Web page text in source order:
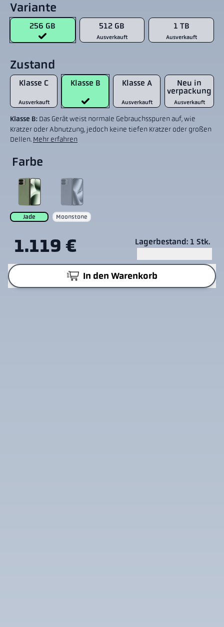
Variante
256 GB 512 GB
Ausverkauft
1 TB
Ausverkauft
Zustand
Klasse C
Ausverkauft
Klasse B Klasse A
Ausverkauft
Neu in
verpackung
Ausverkauft
Klasse B: Das Gerät weist normale Gebrauchsspuren auf, wie
Kratzer oder Abnutzung, jedoch keine tiefen Kratzer oder großen
Dellen. Mehr erfahren
Farbe
Jade Moonstone
1.119 € Lagerbestand: 1 Stk.
In den Warenkorb